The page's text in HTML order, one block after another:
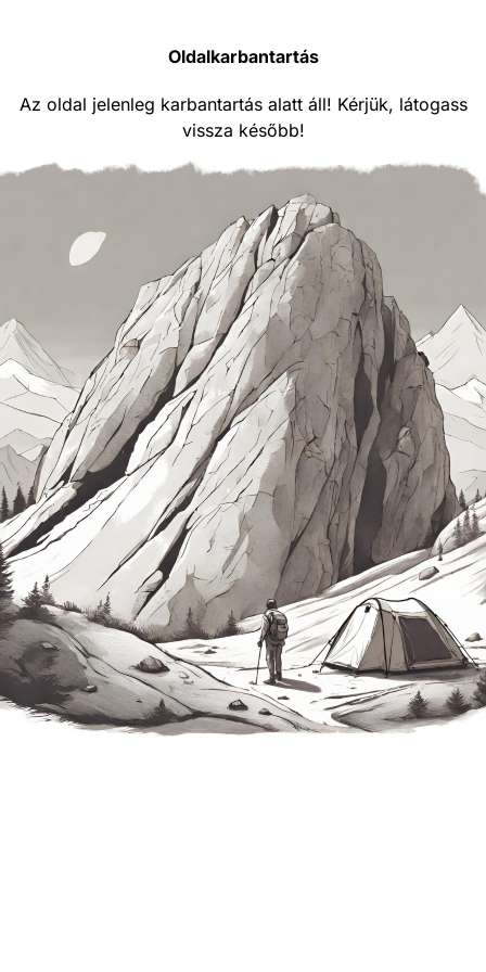
Oldalkarbantartás
Az oldal jelenleg karbantartás alatt áll! Kérjük, látogass
vissza később!